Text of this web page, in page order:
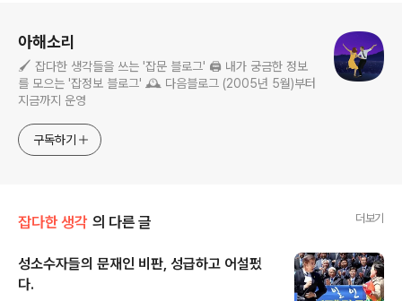
아해소리
🖌️ 잡다한 생각들을 쓰는 '잡문 블로그' 🖨️ 내가 궁금한 정보
를 모으는 '잡정보 블로그' 🕰️ 다음블로그 (2005년 5월)부터
지금까지 운영
구독하기
잡다한 생각 의 다른 글 더보기
성소수자들의 문재인 비판, 성급하고 어설펐
다.